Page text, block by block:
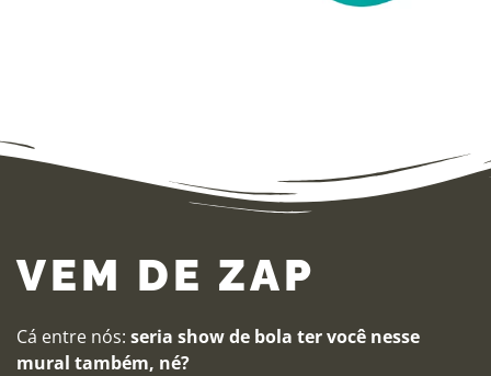
VEM DE ZAP
Cá entre nós: seria show de bola ter você nesse
mural também, né?